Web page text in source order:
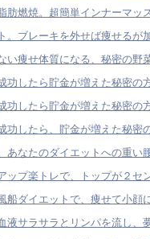
肪燃焼。超簡単インナーマッ
。ブレーキを外せば痩せるが
い痩せ体質になる、秘密の野
功したら貯金が増えた秘密の
功したら貯金が増えた秘密の
功したら、貯金が増えた秘密
あなたのダイエットへの重い
ップ楽トレで、トップが２セ
船ダイエットで、痩せて小顔
液サラサラとリンパを流し、